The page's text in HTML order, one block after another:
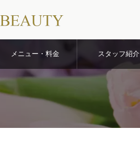
メニュー・料金 スタッフ紹介